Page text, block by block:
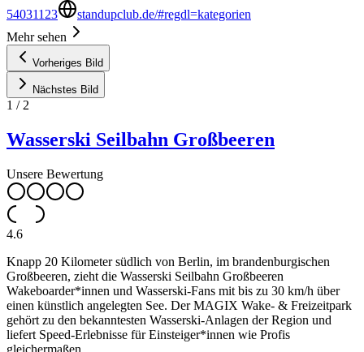
54031123
standupclub.de/#regdl=kategorien
Mehr sehen
Vorheriges Bild
Nächstes Bild
1 / 2
Wasserski Seilbahn Großbeeren
Unsere Bewertung
4.6
Knapp 20 Kilometer südlich von Berlin, im brandenburgischen
Großbeeren, zieht die Wasserski Seilbahn Großbeeren
Wakeboarder*innen und Wasserski-Fans mit bis zu 30 km/h über
einen künstlich angelegten See. Der MAGIX Wake- & Freizeitpark
gehört zu den bekanntesten Wasserski-Anlagen der Region und
liefert Speed-Erlebnisse für Einsteiger*innen wie Profis